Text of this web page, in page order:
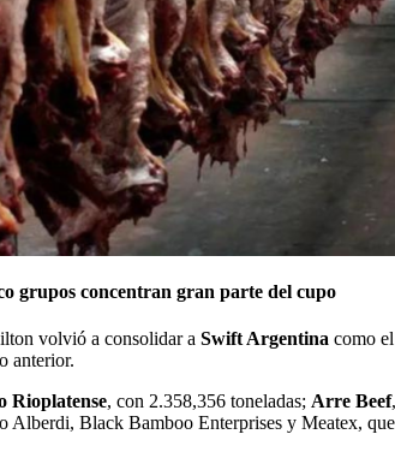
grupos concentran gran parte del cupo
volvió a consolidar a Swift Argentina como
anterior.
Rioplatense, con 2.358,356 toneladas; Arre Beef
Alberdi, Black Bamboo Enterprises y Meatex,